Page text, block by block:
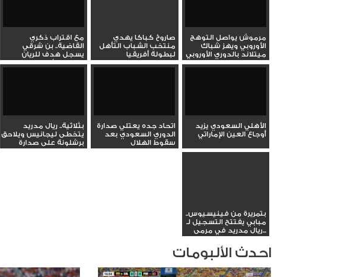
مرموش يواصل التوهج
الأوروبي ويهز شباك
ميتلاند بالدوري الأوروبي
صاروخ كباكا يهدي
منتخب الشباب التأهل
لبطولة أفريقيا
مع اقتراب ذكري
القاضية.. بن شرقي
يسجل هدف للريان
بدوري الأبطال في...
الأهلي السعودي يزيد
أوجاع العين الإماراتي
اتحاد جده يعتلي صدارة
الدوري السعودي بعد
سقوط الهلال
بثلاثية.. ريال مدريد
يتخطى ليجانيس ويلاحق
برشلونة على صدارة
الدوري
بتمريرة من فينيسيوس..
مبابي يفتتح التسجيل لـ
ريال مدريد في مرمى...
احدث الألبومات